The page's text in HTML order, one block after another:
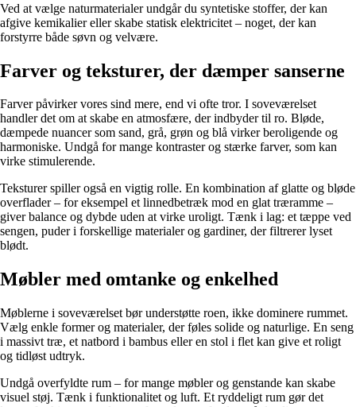
Ved at vælge naturmaterialer undgår du syntetiske stoffer, der kan
afgive kemikalier eller skabe statisk elektricitet – noget, der kan
forstyrre både søvn og velvære.
Farver og teksturer, der dæmper sanserne
Farver påvirker vores sind mere, end vi ofte tror. I soveværelset
handler det om at skabe en atmosfære, der indbyder til ro. Bløde,
dæmpede nuancer som sand, grå, grøn og blå virker beroligende og
harmoniske. Undgå for mange kontraster og stærke farver, som kan
virke stimulerende.
Teksturer spiller også en vigtig rolle. En kombination af glatte og bløde
overflader – for eksempel et linnedbetræk mod en glat træramme –
giver balance og dybde uden at virke uroligt. Tænk i lag: et tæppe ved
sengen, puder i forskellige materialer og gardiner, der filtrerer lyset
blødt.
Møbler med omtanke og enkelhed
Møblerne i soveværelset bør understøtte roen, ikke dominere rummet.
Vælg enkle former og materialer, der føles solide og naturlige. En seng
i massivt træ, et natbord i bambus eller en stol i flet kan give et roligt
og tidløst udtryk.
Undgå overfyldte rum – for mange møbler og genstande kan skabe
visuel støj. Tænk i funktionalitet og luft. Et ryddeligt rum gør det